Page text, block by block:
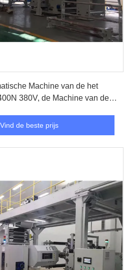
Machine van de het
380V, de Machine van de
Vind de beste prijs